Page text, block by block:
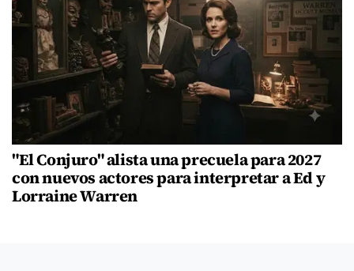
"El Conjuro" alista una precuela para 2027
con nuevos actores para interpretar a Ed y
Lorraine Warren